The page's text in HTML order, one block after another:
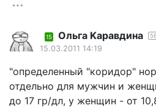
15 Ольга Kaравдина
15.03.2011 14:19
"определенный "коридор"
отдельно для мужчин и
до 17 гр/дл, у женщин - от